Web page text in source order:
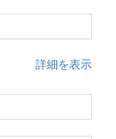
詳細を表示